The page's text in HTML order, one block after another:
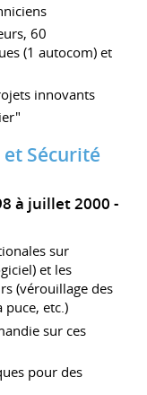
60
(1 autocom) et
innovants
Sécurité
à juillet 2000
sur
et les
(vérouillage des
etc.)
sur ces
pour des